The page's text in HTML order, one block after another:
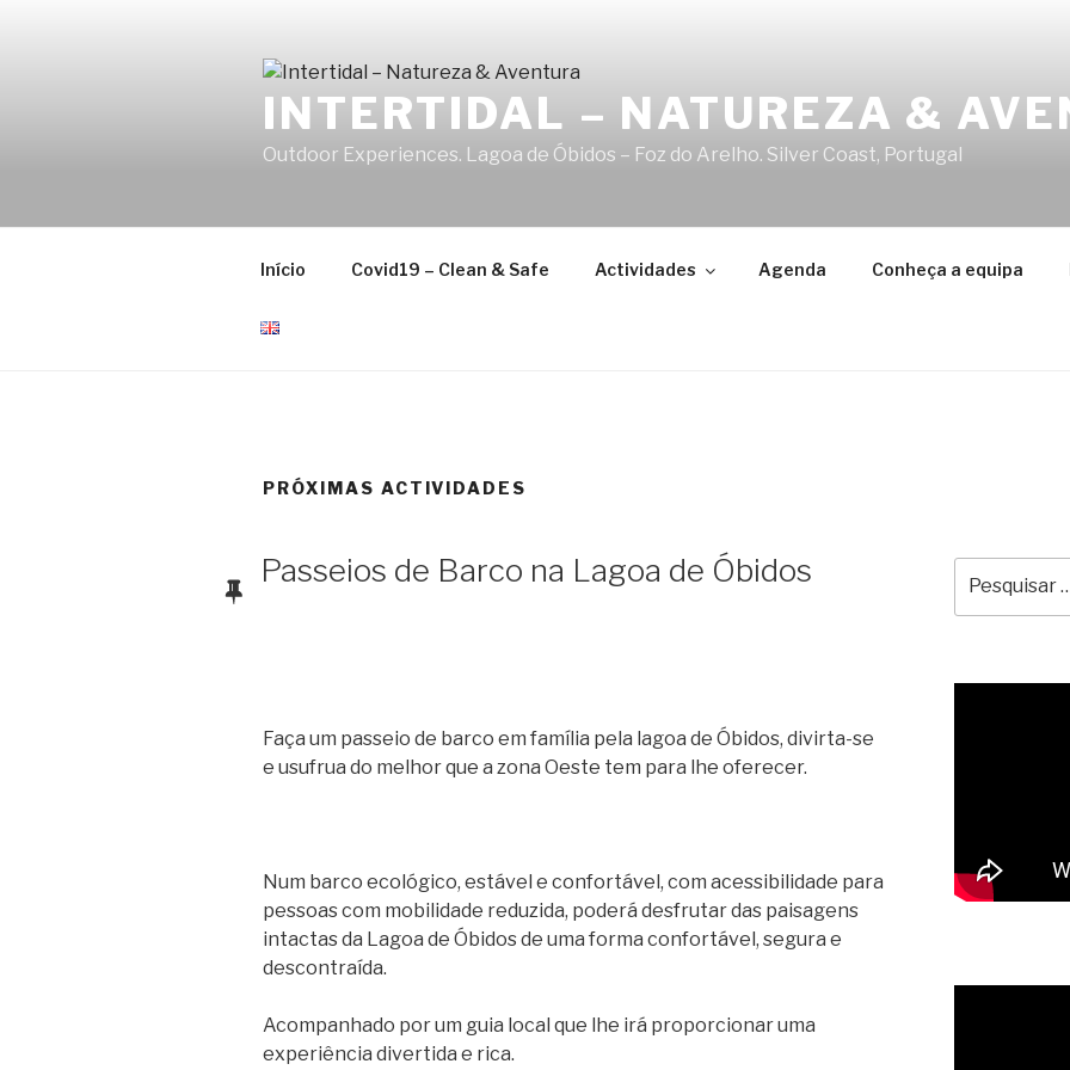
INTERTIDAL – NATUREZA &
Outdoor Experiences. Lagoa de Óbidos – Foz do Arelho. Silver Coast, Portugal
Início Covid19 – Clean & Safe Actividades Agenda Conheça a equipa
PRÓXIMAS ACTIVIDADES
Passeios de Barco na Lagoa de Óbidos
Faça um passeio de barco em família pela lagoa de Óbidos, divirta-se
e usufrua do melhor que a zona Oeste tem para lhe oferecer.
Num barco ecológico, estável e confortável, com acessibilidade para
pessoas com mobilidade reduzida, poderá desfrutar das paisagens
intactas da Lagoa de Óbidos de uma forma confortável, segura e
descontraída.
Acompanhado por um guia local que lhe irá proporcionar uma
experiência divertida e rica.
por: